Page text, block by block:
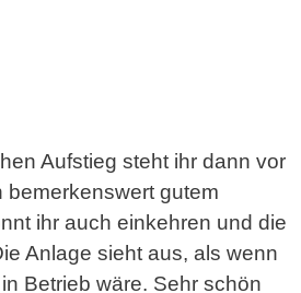
Aufstieg steht ihr dann vor
bemerkenswert gutem
ihr auch einkehren und die
Anlage sieht aus, als wenn
Betrieb wäre. Sehr schön